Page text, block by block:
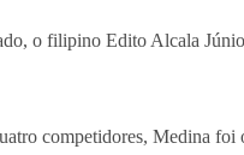
o filipino Edito Alcala
competidores, Medina foi